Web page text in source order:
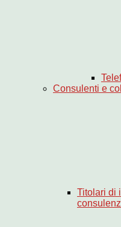
Consulenti e
Titolari di